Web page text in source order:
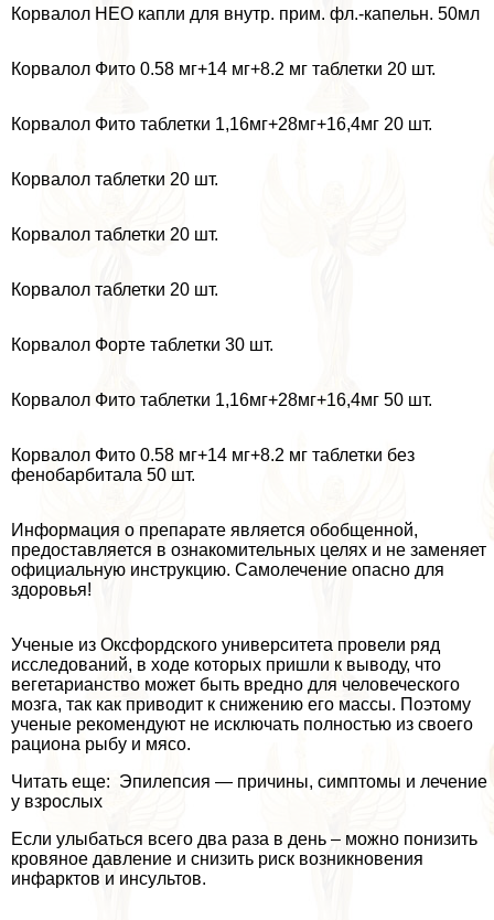
Корвалол НЕО капли для внутр. прим. фл.-капельн. 50мл
Корвалол Фито 0.58 мг+14 мг+8.2 мг таблетки 20 шт.
Корвалол Фито таблетки 1,16мг+28мг+16,4мг 20 шт.
Корвалол таблетки 20 шт.
Корвалол таблетки 20 шт.
Корвалол таблетки 20 шт.
Корвалол Форте таблетки 30 шт.
Корвалол Фито таблетки 1,16мг+28мг+16,4мг 50 шт.
Корвалол Фито 0.58 мг+14 мг+8.2 мг таблетки без
фенобарбитала 50 шт.
Информация о препарате является обобщенной,
предоставляется в ознакомительных целях и не заменяет
официальную инструкцию. Самолечение опасно для
здоровья!
Ученые из Оксфордского университета провели ряд
исследований, в ходе которых пришли к выводу, что
вегетарианство может быть вредно для человеческого
мозга, так как приводит к снижению его массы. Поэтому
ученые рекомендуют не исключать полностью из своего
рациона рыбу и мясо.
Читать еще: Эпилепсия — причины, симптомы и лечение
у взрослых
Если улыбаться всего два раза в день – можно понизить
кровяное давление и снизить риск возникновения
инфарктов и инсультов.